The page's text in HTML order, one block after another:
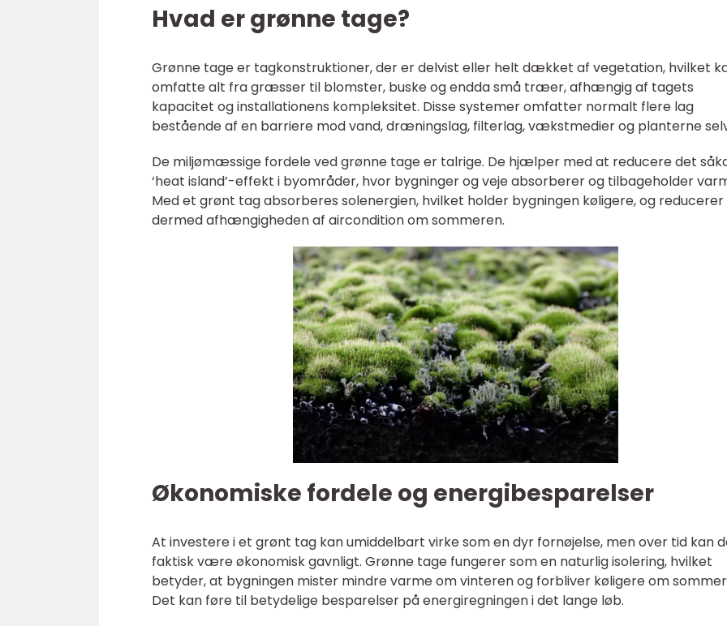
Hvad er grønne tage?
Grønne tage er tagkonstruktioner, der er delvist eller helt dækket af vegetation, hvilket
omfatte alt fra græsser til blomster, buske og endda små træer, afhængig af tagets
kapacitet og installationens kompleksitet. Disse systemer omfatter normalt flere lag
bestående af en barriere mod vand, dræningslag, filterlag, vækstmedier og planterne
De miljømæssige fordele ved grønne tage er talrige. De hjælper med at reducere det
‘heat island’-effekt i byområder, hvor bygninger og veje absorberer og tilbageholder
Med et grønt tag absorberes solenergien, hvilket holder bygningen køligere, og reducerer
dermed afhængigheden af aircondition om sommeren.
Økonomiske fordele og energibesparelser
At investere i et grønt tag kan umiddelbart virke som en dyr fornøjelse, men over tid kan
faktisk være økonomisk gavnligt. Grønne tage fungerer som en naturlig isolering, hvilket
betyder, at bygningen mister mindre varme om vinteren og forbliver køligere om
Det kan føre til betydelige besparelser på energiregningen i det lange løb.